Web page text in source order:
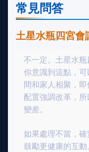
常見問答
土星水瓶四宮會
不一定。土星水
你意識到這點，
間和家人相聚，
配置強調改革，
變差。
如果處理不當，
鼓勵更健康的互動